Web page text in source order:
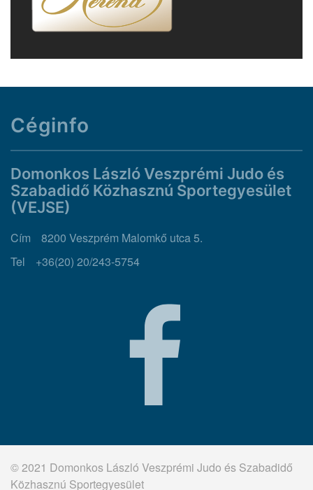
Céginfo
Domonkos László Veszprémi Judo és
Szabadidő Közhasznú Sportegyesület
(VEJSE)
Cím
8200 Veszprém Malomkő utca 5.
Tel
+36(20) 20/243-5754
© 2021 Domonkos László Veszprémi Judo és Szabadidő
Közhasznú Sportegyesület